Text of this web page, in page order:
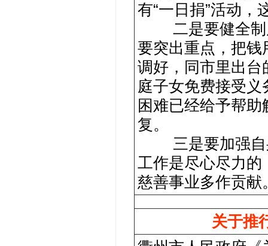
有“一日捐”活动，
二是要健全制
要突出重点，把
调好，同市里出
庭子女免费接受
困难已经给予帮
复。
三是要加强自
工作是尽心尽力
慈善事业多作贡献
关于推